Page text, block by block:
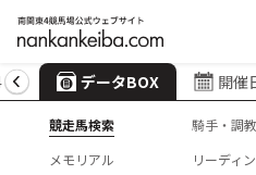
データBOX 開催
競走馬検索 騎手・調
メモリアル
リーディ